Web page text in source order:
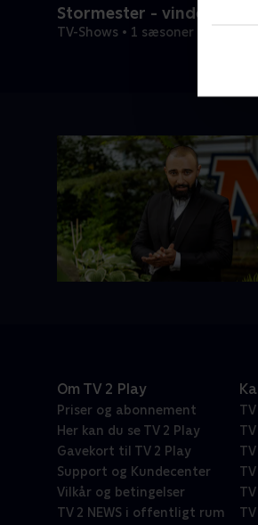
Stormester - vindernes
TV-Shows • 1 sæsoner
Om TV 2 Play
Priser og abonnement
Her kan du se TV 2 Play
Gavekort til TV 2 Play
Support og Kundecenter
Vilkår og betingelser
TV 2 NEWS i offentligt rum
TV